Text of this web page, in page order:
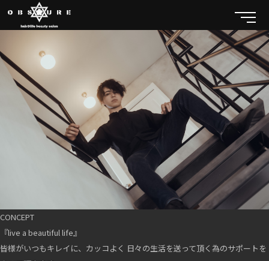
CONCEPT
『live a beautiful life』
皆様がいつもキレイに、カッコよく 日々の生活を送って頂く為のサポートを